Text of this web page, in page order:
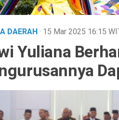
DAERAH· 15 Mar 2025 16:15
Yuliana